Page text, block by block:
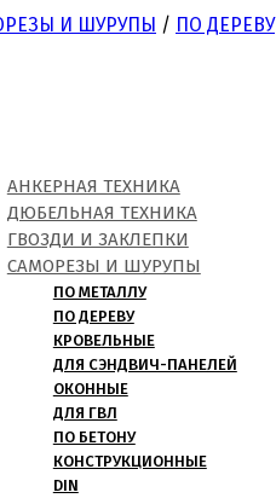
И ШУРУПЫ / ПО ДЕРЕВУ
АНКЕРНАЯ ТЕХНИКА
ДЮБЕЛЬНАЯ ТЕХНИКА
ГВОЗДИ И ЗАКЛЕПКИ
САМОРЕЗЫ И ШУРУПЫ
ПО МЕТАЛЛУ
ПО ДЕРЕВУ
КРОВЕЛЬНЫЕ
ДЛЯ СЭНДВИЧ-ПАНЕЛЕЙ
ОКОННЫЕ
ДЛЯ ГВЛ
ПО БЕТОНУ
КОНСТРУКЦИОННЫЕ
DIN